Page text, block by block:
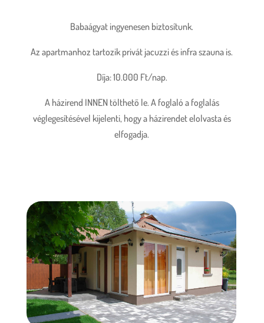
Babaágyat ingyenesen biztosítunk.
Az apartmanhoz tartozik privát jacuzzi és infra szauna is.
Díja: 10.000 Ft/nap.
A házirend INNEN tölthető le. A foglaló a foglalás
véglegesítésével kijelenti, hogy a házirendet elolvasta és
elfogadja.